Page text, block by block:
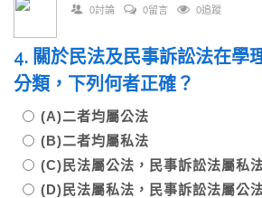
0討論 0留言 0追蹤
4. 關於民法及民事訴訟法在學
分類，下列何者正確？
(A)二者均屬公法
(B)二者均屬私法
(C)民法屬公法，民事訴訟法屬私
(D)民法屬私法，民事訴訟法屬公